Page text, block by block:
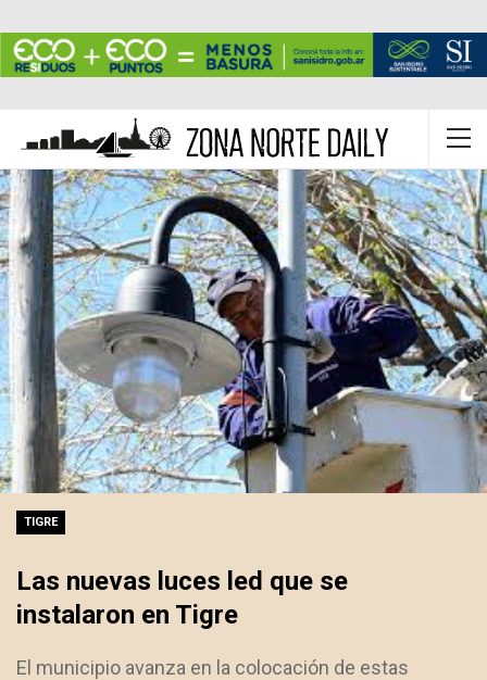
TIGRE
Las nuevas luces led que se
instalaron en Tigre
El municipio avanza en la colocación de estas